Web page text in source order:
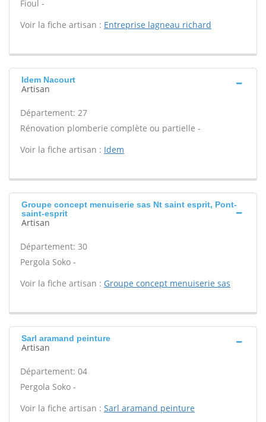
Fioul -
Voir la fiche artisan : Entreprise lagneau richard
Idem Nacourt
Artisan
Département: 27
Rénovation plomberie complète ou partielle -
Voir la fiche artisan : Idem
Groupe concept menuiserie sas Nt saint esprit, Pont-
saint-esprit
Artisan
Département: 30
Pergola Soko -
Voir la fiche artisan : Groupe concept menuiserie sas
Sarl aramand peinture
Artisan
Département: 04
Pergola Soko -
Voir la fiche artisan : Sarl aramand peinture